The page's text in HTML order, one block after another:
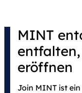
MINT
eröffnen
Join MINT ist